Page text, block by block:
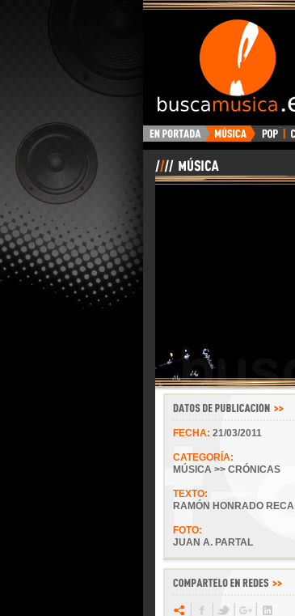
BuscaMusica.es
FECHA: 21/03/2011
CATEGORÍA:
MÚSICA >> CRÓNICAS
TEXTO:
RAMÓN HONRADO RECA
FOTO:
JUAN A. PARTAL